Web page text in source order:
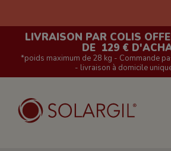
LIVRAISON PAR COLIS
DE 129 €
*poids maximum de 28 kg - Commande
- livraison à domicile